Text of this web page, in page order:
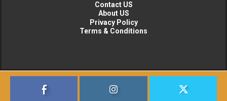
Contact US
About US
Privacy Policy
Terms & Conditions